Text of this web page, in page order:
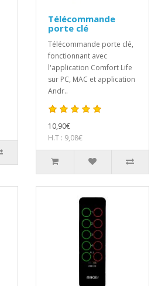
Télécommande
porte clé
Télécommande porte clé,
fonctionnant avec
l'application Comfort Life
sur PC, MAC et application
Andr..
10,90€
H.T : 9,08€